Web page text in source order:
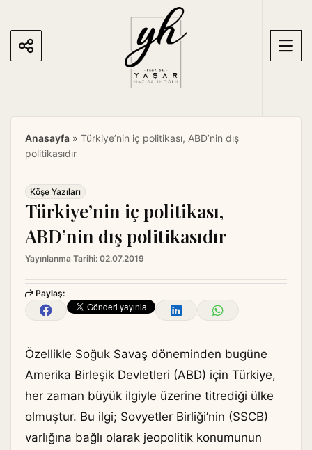
Anasayfa » Türkiye’nin iç politikası, ABD’nin dış
politikasıdır
Köşe Yazıları
Türkiye’nin iç politikası,
ABD’nin dış politikasıdır
Yayınlanma Tarihi: 02.07.2019
Paylaş:
Özellikle Soğuk Savaş döneminden bugüne
Amerika Birleşik Devletleri (ABD) için Türkiye,
her zaman büyük ilgiyle üzerine titrediği ülke
olmuştur. Bu ilgi; Sovyetler Birliği’nin (SSCB)
varlığına bağlı olarak jeopolitik konumunun